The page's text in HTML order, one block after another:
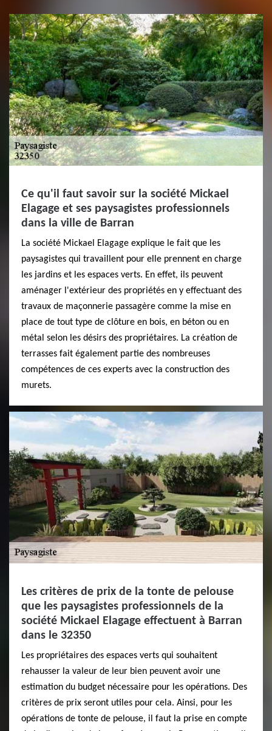
Ce qu'il faut savoir sur la société Mickael
Elagage et ses paysagistes professionnels
dans la ville de Barran
La société Mickael Elagage explique le fait que les
paysagistes qui travaillent pour elle prennent en charge
les jardins et les espaces verts. En effet, ils peuvent
aménager l'extérieur des propriétés en y effectuant des
travaux de maçonnerie passagère comme la mise en
place de tout type de clôture en bois, en béton ou en
métal selon les désirs des propriétaires. La création de
terrasses fait également partie des nombreuses
compétences de ces experts avec la construction des
murets.
Les critères de prix de la tonte de pelouse
que les paysagistes professionnels de la
société Mickael Elagage effectuent à Barran
dans le 32350
Les propriétaires des espaces verts qui souhaitent
rehausser la valeur de leur bien peuvent avoir une
estimation du budget nécessaire pour les opérations. Des
critères de prix seront utiles pour cela. Ainsi, pour les
opérations de tonte de pelouse, il faut la prise en compte